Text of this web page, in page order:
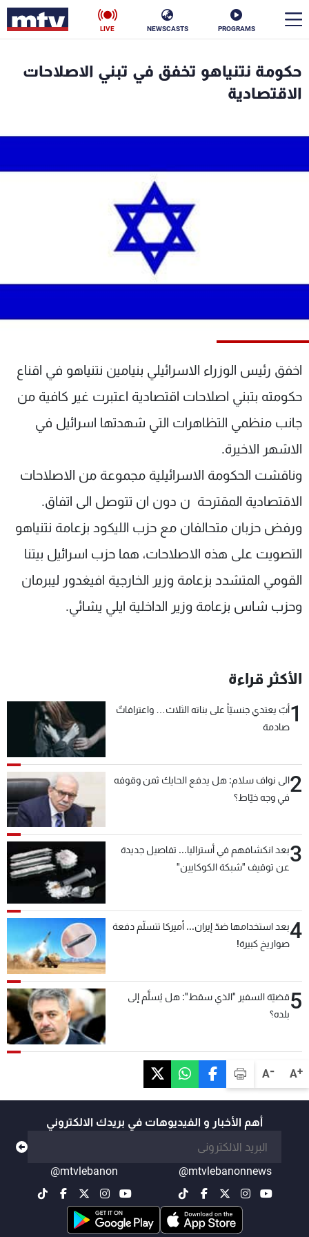
PROGRAMS
NEWSCASTS
LIVE
A+
A-
حكومة نتنياهو تخفق في تبني الاصلاحات
الاقتصادية
اخفق رئيس الوزراء الاسرائيلي بنيامين نتنياهو في اقناع
حكومته بتبني اصلاحات اقتصادية اعتبرت غير كافية من
جانب منظمي التظاهرات التي شهدتها اسرائيل في
الاشهر الاخيرة.
وناقشت الحكومة الاسرائيلية مجموعة من الاصلاحات
الاقتصادية المقترحة ن دون ان تتوصل الى اتفاق.
ورفض حزبان متحالفان مع حزب الليكود بزعامة نتنياهو
التصويت على هذه الاصلاحات، هما حزب اسرائيل بيتنا
القومي المتشدد بزعامة وزير الخارجية افيغدور ليبرمان
وحزب شاس بزعامة وزير الداخلية ايلي يشائي.
الأكثر قراءة
1أبٌ يعتدي جنسيّاً على بناته الثلاث… واعترافاتٌ
صادمة
2الى نواف سلام: هل يدفع الحايك ثمن وقوفه
في وجه خيّاط؟
3بعد انكشافهم في أستراليا... تفاصيل جديدة
عن توقيف "شبكة الكوكايين"
4بعد استخدامها ضدّ إيران... أميركا تتسلّم دفعة
صواريخ كبيرة!
5قضيّة السفير "الذي سقط": هل يُسلَّم إلى
بلده؟
أهم الأخبار و الفيديوهات في بريدك الالكتروني
@mtvlebanonnews
@mtvlebanon
الأخبار
رياضة
البرامج
شاهد البرامج
الترددات
الإنـتـاج
لاعلاناتكم
تواصل معنا
شروط الإسـتخدام
سياسة الخصوصية